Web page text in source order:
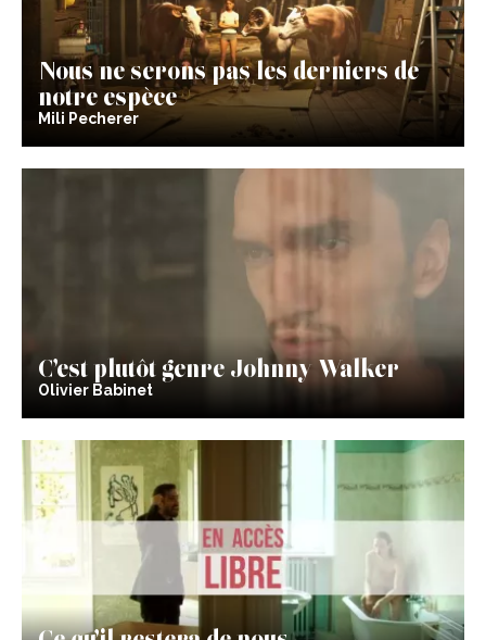
Nous ne serons pas les derniers de
notre espèce
Mili Pecherer
C’est plutôt genre Johnny Walker
Olivier Babinet
Ce qu’il restera de nous